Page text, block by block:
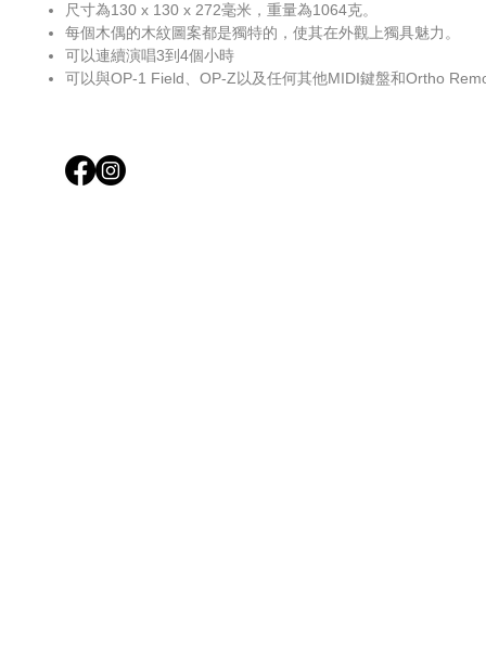
尺寸為130 x 130 x 272毫米，重量為1064克。
每個木偶的木紋圖案都是獨特的，使其在外觀上獨具魅力。
可以連續演唱3到4個小時
可以與OP-1 Field、OP-Z以及任何其他MIDI鍵盤和Ortho